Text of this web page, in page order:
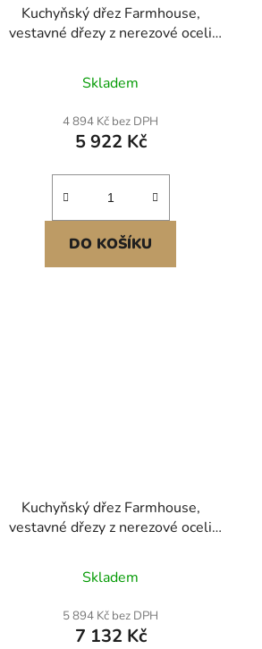
Kuchyňský dřez Farmhouse,
vestavné dřezy z nerezové oceli
příslušenstvím, dřezy do myčky
nádobí pro pracovní stanice,
přípravné kuchyně a barové dřezy,
33 palců
Skladem
4 894 Kč bez DPH
5 922 Kč
DO KOŠÍKU
Kuchyňský dřez Farmhouse,
vestavné dřezy z nerezové oceli
lištou a příslušenstvím, dřezy do
myčky nádobí pro domácnost,
pracovní stanice, přípravnou
kuchyň a barový dřez, 36 palců
Skladem
5 894 Kč bez DPH
7 132 Kč